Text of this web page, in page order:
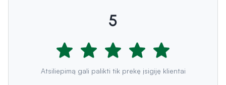
5
Atsiliepimą gali palikti tik prekę įsigiję klientai